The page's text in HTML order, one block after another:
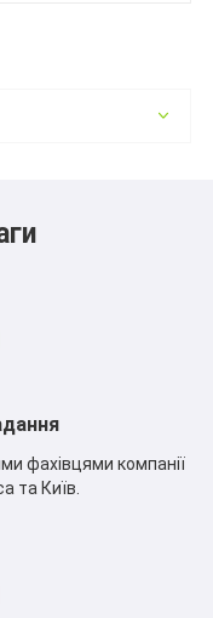
фахівцями компанії
та Київ.